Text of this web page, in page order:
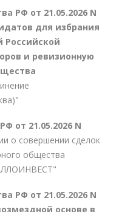
РФ от 21.05.2026 N
для избрания
Российской
и ревизионную
от 21.05.2026 N
о совершении сделок
общества
РФ от 21.05.2026 N
основе в